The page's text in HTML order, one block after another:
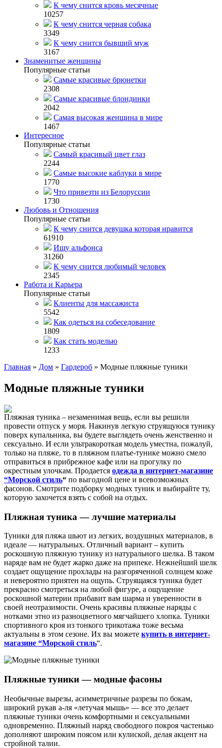
К чему снится кровь месячные
10257
К чему снится черная собака
3349
К чему снится бывший муж
3167
Знаменитые женщины
Популярные статьи
Самые красивые брюнетки
2308
Самые красивые блондинки
2042
Самая высокая женщина в мире
1467
Интересное
Популярные статьи
Самый красивый цвет глаз
2244
Самые высокие каблуки в мире
1770
Что привезти из Белоруссии
1730
Любовь и Отношения
Популярные статьи
К чему снится девушка которая нравится
61910
Ищу альфонса
31260
К чему снится любимый человек
2345
Работа и Карьера
Популярные статьи
Клиенты для массажиста
5542
Как одеться на собеседование
1809
Как стать моделью
1233
Главная » Дом » Гардероб » Модные пляжные туники
Модные пляжные туники
Пляжная туника – незаменимая вещь, если вы решили
провести отпуск у моря. Накинув легкую струящуюся тунику
поверх купальника, вы будете выглядеть очень женственно и
сексуально. И если ультракороткая модель уместна, пожалуй,
только на пляже, то в пляжном платье-тунике можно смело
отправиться в прибрежное кафе или на прогулку по
окрестным улочкам. Продается одежда в интернет-магазине
“Морской стиль“ по выгодной цене и всевозможных
фасонов. Смотрите подборку модных туник и выбирайте ту,
которую захочется взять с собой на отдых.
Пляжная туника — лучшие материалы
Туники для пляжа шьют из легких, воздушных материалов, в
идеале — натуральных. Отличный вариант – купить
роскошную пляжную тунику из натурального шелка. В таком
наряде вам не будет жарко даже на припеке. Нежнейший шелк
создает ощущение прохлады на разгоряченной солнцем коже
и невероятно приятен на ощупь. Струящаяся туника будет
прекрасно смотреться на любой фигуре, а ощущение
роскошной материи прибавит вам шарма и уверенности в
своей неотразимости. Очень красивы пляжные наряды с
нотками этно из разноцветного мягчайшего хлопка. Туники
спортивного кроя из тонкого трикотажа тоже весьма
актуальны в этом сезоне. Их вы можете купить в интернет-
магазине “Морской стиль“.
Пляжные туники — модные фасоны
Необычные вырезы, асимметричные разрезы по бокам,
широкий рукав а-ля «летучая мышь» — все это делает
пляжные туники очень комфортными и сексуальными
одновременно. Пляжный наряд свободного покроя частенько
дополняют широким поясом или кулиской, делая акцент на
стройной талии.